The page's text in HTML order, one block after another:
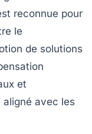
reconnue pour
le
de solutions
et
avec les